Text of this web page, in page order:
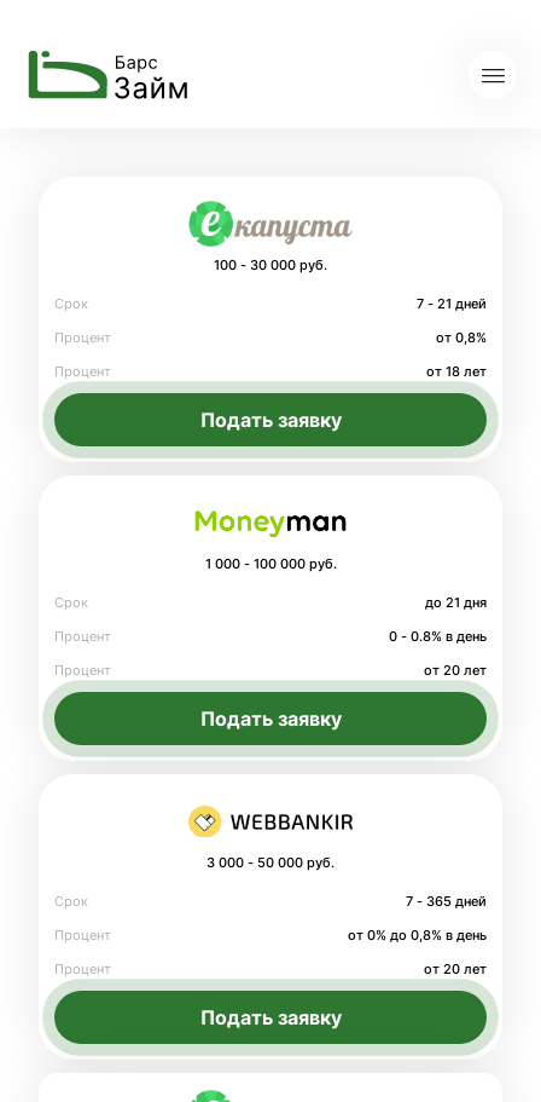
100 - 30 000 руб.
Срок
7 - 21 дней
Процент
от 0,8%
Процент
от 18 лет
Подать заявку
1 000 - 100 000 руб.
Срок
до 21 дня
Процент
0 - 0.8% в день
Процент
от 20 лет
Подать заявку
3 000 - 50 000 руб.
Срок
7 - 365 дней
Процент
от 0% до 0,8% в день
Процент
от 20 лет
Подать заявку